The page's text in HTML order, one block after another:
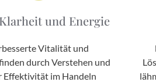
und Energie
Vitalität und
durch Verstehen und
Effektivität im Handeln